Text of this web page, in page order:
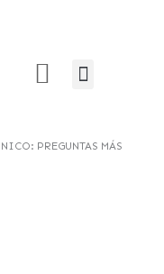
Menú
PREGUNTAS MÁS